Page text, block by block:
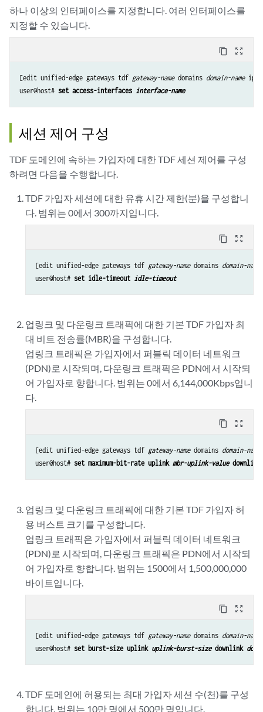
하나 이상의 인터페이스를 지정합니다. 여러 인터페이스를
지정할 수 있습니다.
content_copy zoom_out_map
[edit unified-edge gateways tdf gateway-name domains domain-name ip-
user@host# set access-interfaces interface-name
세션 제어 구성
TDF 도메인에 속하는 가입자에 대한 TDF 세션 제어를 구성
하려면 다음을 수행합니다.
TDF 가입자 세션에 대한 유휴 시간 제한(분)을 구성합니
다. 범위는 0에서 300까지입니다.
content_copy zoom_out_map
[edit unified-edge gateways tdf gateway-name domains domain-name
user@host# set idle-timeout idle-timeout
업링크 및 다운링크 트래픽에 대한 기본 TDF 가입자 최
대 비트 전송률(MBR)을 구성합니다.
업링크 트래픽은 가입자에서 퍼블릭 데이터 네트워크
(PDN)로 시작되며, 다운링크 트래픽은 PDN에서 시작되
어 가입자로 향합니다. 범위는 0에서 6,144,000Kbps입니
다.
content_copy zoom_out_map
[edit unified-edge gateways tdf gateway-name domains domain-name
user@host# set maximum-bit-rate uplink mbr-uplink-value
업링크 및 다운링크 트래픽에 대한 기본 TDF 가입자 허
용 버스트 크기를 구성합니다.
업링크 트래픽은 가입자에서 퍼블릭 데이터 네트워크
(PDN)로 시작되며, 다운링크 트래픽은 PDN에서 시작되
어 가입자로 향합니다. 범위는 1500에서 1,500,000,000
바이트입니다.
content_copy zoom_out_map
[edit unified-edge gateways tdf gateway-name domains domain-name
user@host# set burst-size uplink uplink-burst-size downlink
TDF 도메인에 허용되는 최대 가입자 세션 수(천)를 구성
합니다. 범위는 10만 명에서 500만 명입니다.